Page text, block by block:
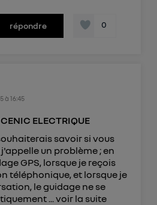
répondre 0
à 16:45
ELECTRIQUE
savoir si vous
un problème ; en
GPS, lorsque je reçois
téléphonique, et lorsque je
le guidage ne se
... voir la suite